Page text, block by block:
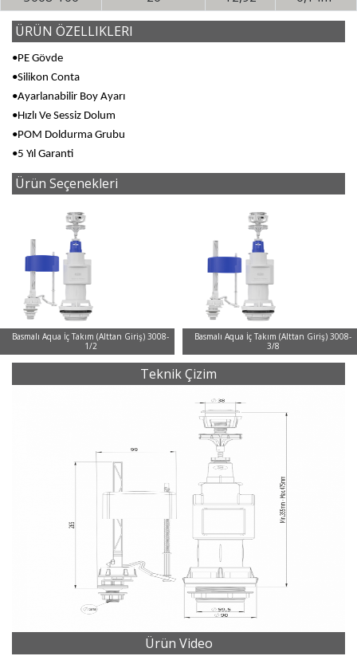
ÜRÜN ÖZELLIKLERI
•PE Gövde
•Silikon Conta
•Ayarlanabilir Boy Ayarı
•Hızlı Ve Sessiz Dolum
•POM Doldurma Grubu
•5 Yıl Garanti
Ürün Seçenekleri
Basmalı Aqua İç Takım (Alttan Giriş) 3008-
1/2
Basmalı Aqua İç Takım (Alttan Giriş) 3008-
3/8
Teknik Çizim
Ürün Video